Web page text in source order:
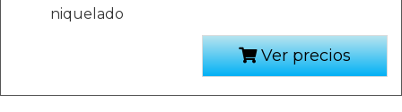
niquelado
Ver precios